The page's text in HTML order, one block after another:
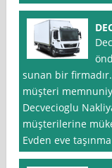
sunan bir
müşteri
Decvecioglu
müşterilerine
Evden eve